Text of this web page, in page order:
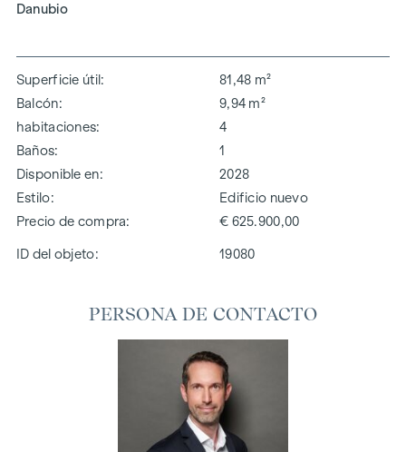
Danubio
Superficie útil
81,48 m²
Balcón
9,94 m²
habitaciones
4
Baños
1
Disponible en
2028
Estilo
Edificio nuevo
Precio de compra
€ 625.900,00
ID del objeto: 19080
PERSONA DE CONTACTO